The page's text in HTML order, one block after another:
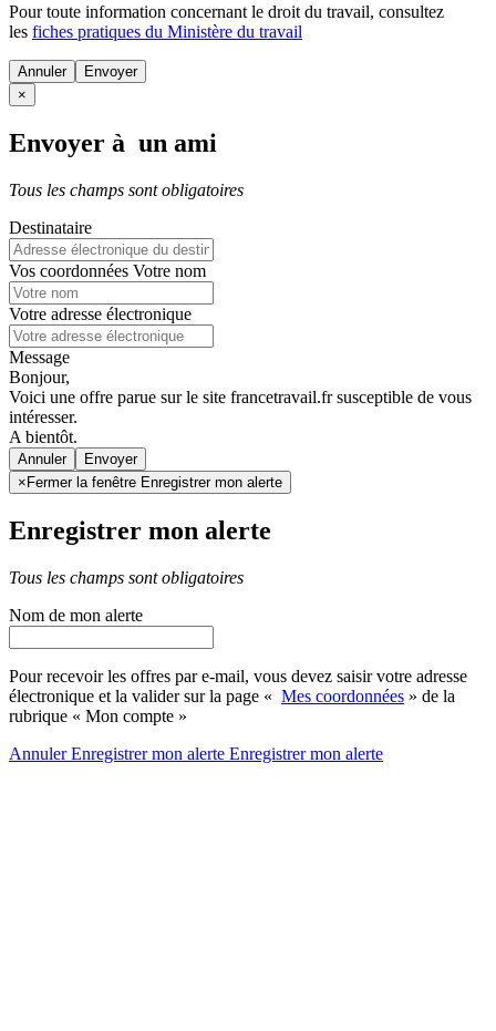
Pour toute information concernant le droit du travail, consultez
les fiches pratiques du Ministère du travail
Annuler
×
Envoyer à un ami
Tous les champs sont obligatoires
Destinataire
Vos coordonnées Votre nom
Votre adresse électronique
Message
Bonjour,
Voici une offre parue sur le site francetravail.fr susceptible de vous
intéresser.
A bientôt.
Annuler
× Fermer la fenêtre Enregistrer mon alerte
Enregistrer mon alerte
Tous les champs sont obligatoires
Nom de mon alerte
Pour recevoir les offres par e-mail, vous devez saisir votre adresse
électronique et la valider sur la page « Mes coordonnées » de la
rubrique « Mon compte »
AnnulerEnregistrer mon alerte Enregistrermon alerte